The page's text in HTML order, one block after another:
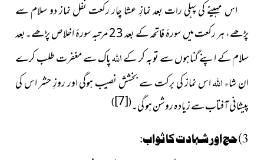
اس مہینے کی پہلی رات بعد نمازِ عشا چار رکعت نفل نماز دو سلام سے
پڑھے، ہر رکعت میں سورۂ فاتحہ کے بعد 23 مرتبہ سورۂ اخلاص پڑھے۔بعد
سلام کے اپنے گناہوں سے توبہ کر کےاللہپاک سے مغفرت طلب کرے
ان شاءاللہاس نماز کی برکت سے بخشش نصیب ہوگی اور روزِ حشر اس کی
پیشانی آفتاب سے زیادہ روشن ہو گی۔(
[7]
)
3)حج اور شہادت کا ثواب: